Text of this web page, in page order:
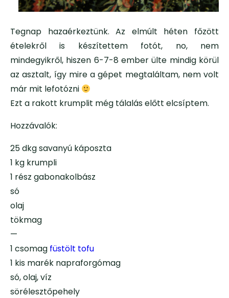
Tegnap hazaérkeztünk. Az elmúlt héten főzött
ételekről is készítettem fotót, no, nem
mindegyikről, hiszen 6-7-8 ember ülte mindig körül
az asztalt, így mire a gépet megtaláltam, nem volt
már mit lefotózni
Ezt a rakott krumplit még tálalás előtt elcsíptem.
Hozzávalók:
25 dkg savanyú káposzta
1 kg krumpli
1 rész gabonakolbász
só
olaj
tökmag
—
1 csomag füstölt tofu
1 kis marék napraforgómag
só, olaj, víz
sörélesztőpehely